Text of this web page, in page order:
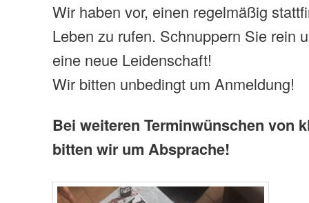
Wir haben vor, einen regelmäßig
Leben zu rufen. Schnuppern Sie rein
eine neue Leidenschaft!
Wir bitten unbedingt um Anmeldung!
Bei weiteren Terminwünschen von
bitten wir um Absprache!